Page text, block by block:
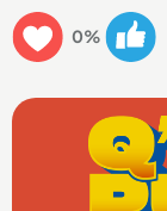
0%